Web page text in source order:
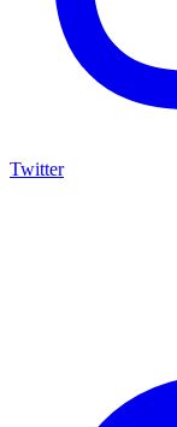
Twitter